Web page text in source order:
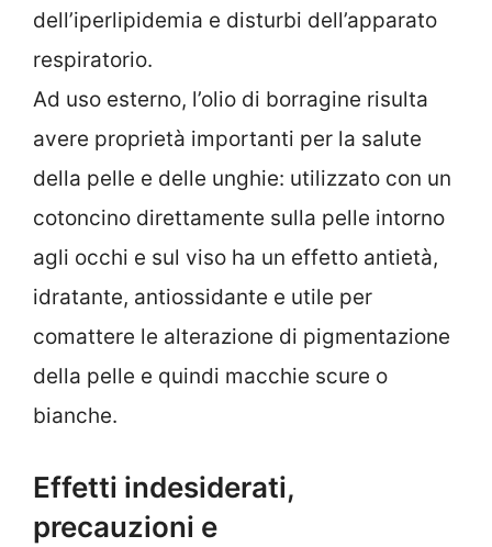
dell’iperlipidemia e disturbi dell’apparato
respiratorio.
Ad uso esterno, l’olio di borragine risulta
avere proprietà importanti per la salute
della pelle e delle unghie: utilizzato con un
cotoncino direttamente sulla pelle intorno
agli occhi e sul viso ha un effetto antietà,
idratante, antiossidante e utile per
comattere le alterazione di pigmentazione
della pelle e quindi macchie scure o
bianche.
Effetti indesiderati,
precauzioni e